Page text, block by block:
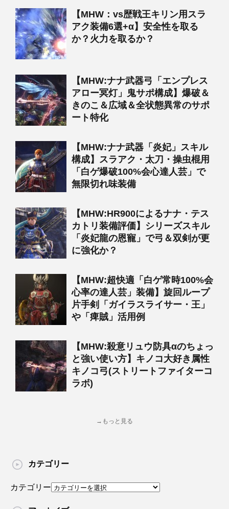
【MHW：vs歴戦王キリン用スラ
アク装備6選+α】安全性を取る
か？火力を取るか？
【MHW:ナナ武器弓「エンプレス
アロー冥灯」鬼サポ構成】爆破＆
きのこ＆広域＆全状態異常のサポ
ート特化
【MHW:ナナ武器「炎妃」スキル
構成】スラアク・太刀・操虫棍用
「白ゲ爆破100%会心達人芸」で
無限切れ味装備
【MHW:HR900によるナナ・テス
カトリ装備評価】シリーズスキル
「炎妃龍の恩寵」で弓＆双剣が更
に強化か？
【MHW:超快適「白ゲ常時100%会
心率の達人芸」装備】旋回ループ
片手剣「ガイラスライサー・王」
や「痺賊」活用例
【MHW:殺意リュウ防具αのちょっ
と強い使い方】キノコ大好き属性
キノコ弓(ストリートファイターコ
ラボ)
→もっと見る
カテゴリー
カテゴリー